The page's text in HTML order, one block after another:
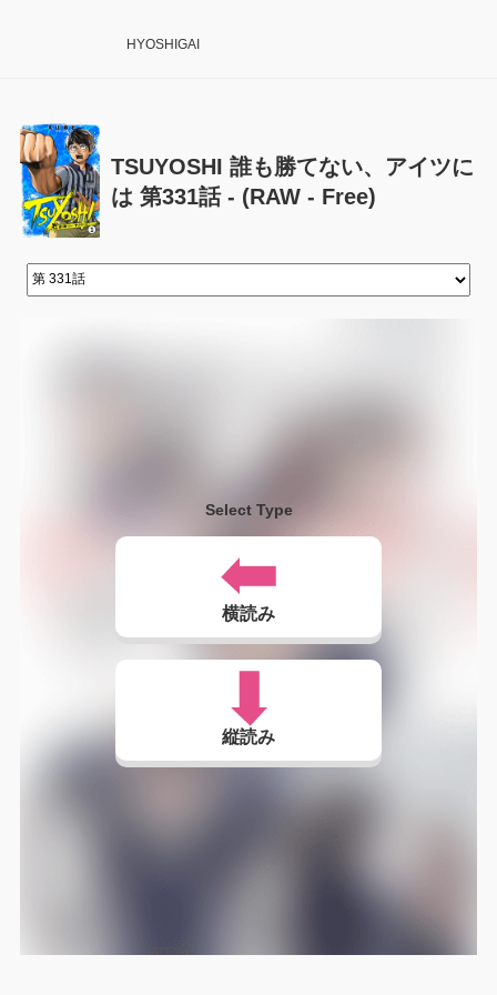
HYOSHIGAI
TSUYOSHI 誰も勝てない、アイツに
は 第331話 - (RAW - Free)
Select Type
横読み
縦読み